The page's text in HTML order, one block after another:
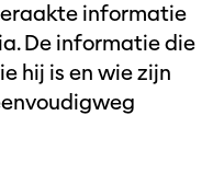
informatie
De informatie die
hij is en wie zijn